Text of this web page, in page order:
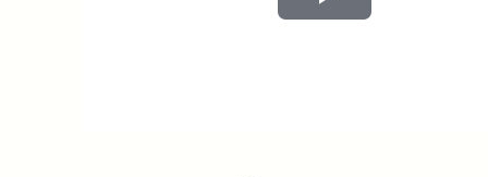
Play